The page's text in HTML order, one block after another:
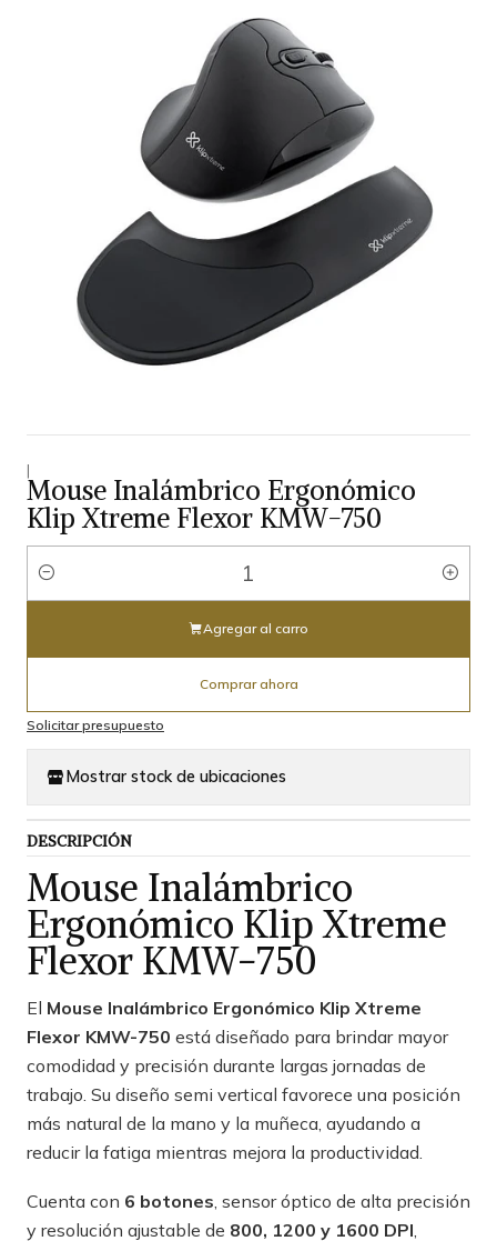
|
Mouse Inalámbrico Ergonómico
Klip Xtreme Flexor KMW-750
Cantidad
Agregar al carro
Comprar ahora
Solicitar presupuesto
Mostrar stock de ubicaciones
DESCRIPCIÓN
Mouse Inalámbrico
Ergonómico Klip Xtreme
Flexor KMW-750
El Mouse Inalámbrico Ergonómico Klip Xtreme
Flexor KMW-750 está diseñado para brindar mayor
comodidad y precisión durante largas jornadas de
trabajo. Su diseño semi vertical favorece una posición
más natural de la mano y la muñeca, ayudando a
reducir la fatiga mientras mejora la productividad.
Cuenta con 6 botones , sensor óptico de alta precisión
y resolución ajustable de 800, 1200 y 1600 DPI